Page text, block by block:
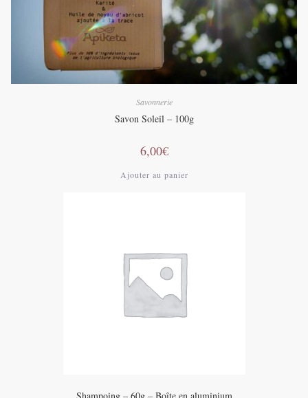
Savonnerie
Savon Soleil – 100g
6,00€
Ajouter au panier